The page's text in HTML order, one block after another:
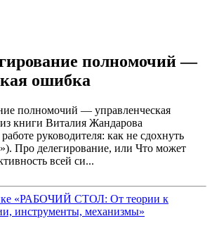
полномочий —
ошибка
полномочий — управленческая
книги Виталия Жандарова
руководителя: как не сдохнуть
Про делегирование, или Что может
всей си...
«РАБОЧИЙ СТОЛ: От теории к
инструменты, механизмы»